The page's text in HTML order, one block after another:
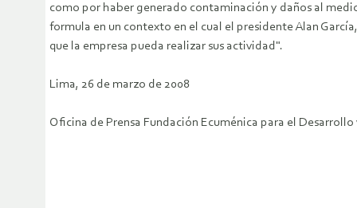
como por haber generado contaminación y daños al
formula en un contexto en el cual el presidente Alan
que la empresa pueda realizar sus actividad".
Lima, 26 de marzo de 2008
Oficina de Prensa Fundación Ecuménica para el Desarrollo